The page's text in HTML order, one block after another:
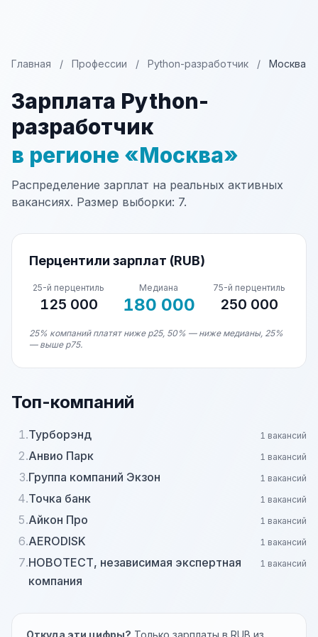
Главная / Профессии / Python-разработчик / Москва
Зарплата Python-
разработчик
в регионе «Москва»
Распределение зарплат на реальных активных
вакансиях. Размер выборки: 7.
Перцентили зарплат (RUB)
25-й перцентиль
125 000
Медиана
180 000
75-й перцентиль
250 000
25% компаний платят ниже p25, 50% — ниже медианы, 25%
— выше p75.
Топ-компаний
1.Турборэнд 1 вакансий
2.Анвио Парк 1 вакансий
3.Группа компаний Экзон 1 вакансий
4.Точка банк 1 вакансий
5.Айкон Про 1 вакансий
6.AERODISK 1 вакансий
7.НОВОТЕСТ, независимая экспертная
компания
1 вакансий
Откуда эти цифры? Только зарплаты в RUB из